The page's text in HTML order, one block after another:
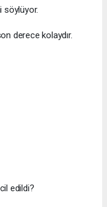
söylüyor.
derece kolaydır.
edildi?